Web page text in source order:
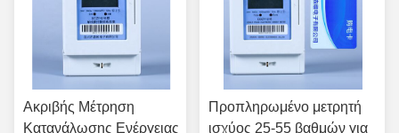
Ακριβής Μέτρηση
Κατανάλωσης Ενέργειας
Προπληρωμένο μετρητή
ισχύος 25-55 βαθμών για